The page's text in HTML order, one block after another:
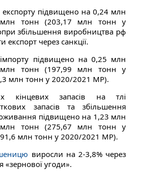
експорту підвищено на 0,24 млн
тонн (203,17 млн тонн у
збільшення виробництва рф
експорт через санкції.
імпорту підвищено на 0,25 млн
тонн (197,99 млн тонн у
млн тонн у 2020/2021 МР).
кінцевих запасів на тлі
запасів та збільшення
підвищено на 1,23 млн
тонн (275,67 млн тонн у
млн тонн у 2020/2021 МР).
виросли на 2-3,8% через
«зернової угоди».